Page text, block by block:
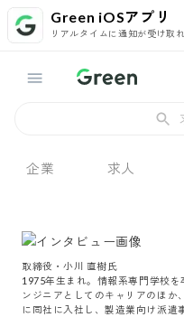
Green iOSアプリ
リアルタイムに通知が受け取
企業 求人
取締役・小川 直樹氏
1975年生まれ。情報系専門学校
ンジニアとしてのキャリアのほか
に同社に入社し、製造業向け派遣